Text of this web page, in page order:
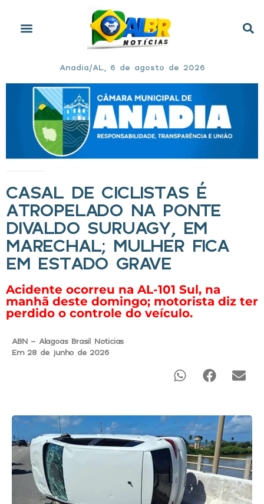
Anadia/AL, 6 de agosto de 2026
CASAL DE CICLISTAS É
ATROPELADO NA PONTE
DIVALDO SURUAGY, EM
MARECHAL; MULHER FICA
EM ESTADO GRAVE
Acidente ocorreu na AL-101 Sul, na
manhã deste domingo; motorista diz ter
perdido o controle do veículo.
ABN - Alagoas Brasil Noticias
Em 28 de junho de 2026